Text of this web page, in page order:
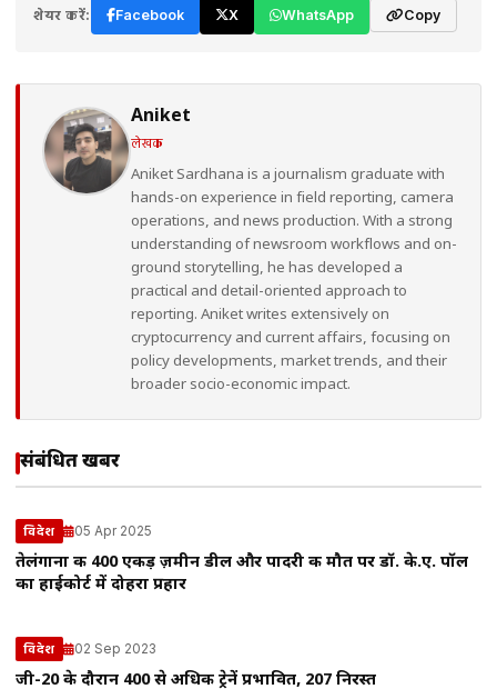
शेयर करें: Facebook X WhatsApp Copy
Aniket
लेखक
Aniket Sardhana is a journalism graduate with
hands-on experience in field reporting, camera
operations, and news production. With a strong
understanding of newsroom workflows and on-
ground storytelling, he has developed a
practical and detail-oriented approach to
reporting. Aniket writes extensively on
cryptocurrency and current affairs, focusing on
policy developments, market trends, and their
broader socio-economic impact.
संबंधित खबरें
विदेश 05 Apr 2025
तेलंगाना की 400 एकड़ ज़मीन डील और पादरी की मौत पर डॉ. के.ए. पॉल
का हाईकोर्ट में दोहरा प्रहार
विदेश 02 Sep 2023
जी-20 के दौरान 400 से अधिक ट्रेनें प्रभावित, 207 निरस्त